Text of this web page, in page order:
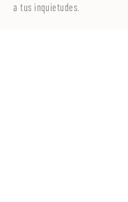
a tus inquietudes.